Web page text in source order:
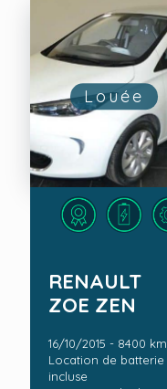
Louée
RENAULT
ZOE ZEN
16/10/2015 - 8400 km
Location de batterie
incluse